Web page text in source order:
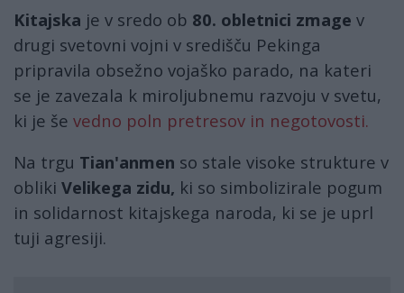
Kitajska je v sredo ob 80. obletnici zmage v
drugi svetovni vojni v središču Pekinga
pripravila obsežno vojaško parado, na kateri
se je zavezala k miroljubnemu razvoju v svetu,
ki je še vedno poln pretresov in negotovosti.
Na trgu Tian'anmen so stale visoke strukture v
obliki Velikega zidu, ki so simbolizirale pogum
in solidarnost kitajskega naroda, ki se je uprl
tuji agresiji.